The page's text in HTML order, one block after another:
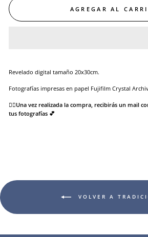
AGREGAR AL
Revelado digital tamaño 20x30cm.
Fotografías impresas en papel Fujifilm Crystal
👉🏻Una vez realizada la compra, recibirás un mail
tus fotografías 💕
VOLVER A